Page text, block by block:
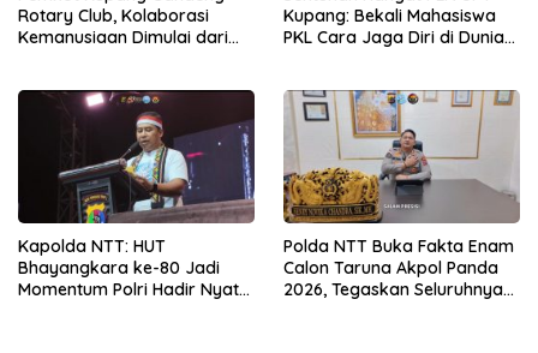
Rotary Club, Kolaborasi
Kemanusiaan Dimulai dari
Kupang: Bekali Mahasiswa
PKL Cara Jaga Diri di Dunia
Kapolda NTT: HUT
Bhayangkara ke-80 Jadi
Momentum Polri Hadir Nyata
Polda NTT Buka Fakta Enam
Calon Taruna Akpol Panda
2026, Tegaskan Seluruhnya